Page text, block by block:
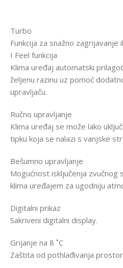
Turbo
Funkcija za snažno
I Feel funkcija
Klima uređaj automatski
željenu razinu uz pomoć
upravljaču.
Ručno upravljanje
Klima uređaj se može lako
tipku koja se nalazi s vanjske
Bešumno upravljanje
Mogućnost isključenja zvučnog
klima uređajem za ugodniju
Digitalni prikaz
Sakriveni digitalni display.
Grijanje na 8 ˚C
Zaštita od pothlađivanja